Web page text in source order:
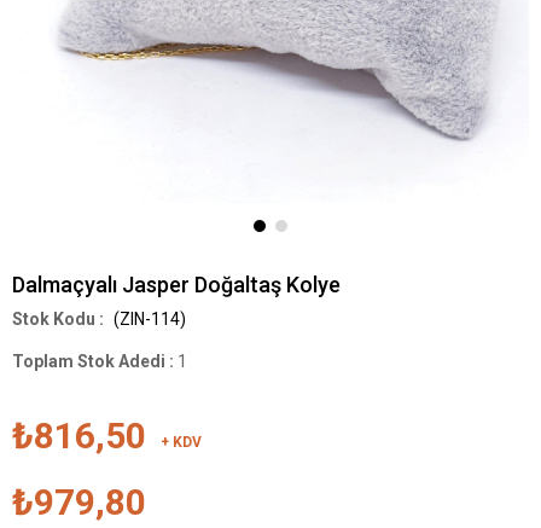
Dalmaçyalı Jasper Doğaltaş Kolye
(ZIN-114)
Toplam Stok Adedi : 1
₺816,50 + KDV
₺979,80